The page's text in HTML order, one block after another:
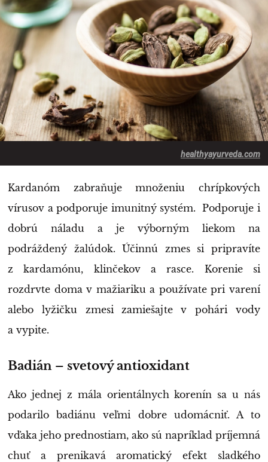
healthyayurveda.com
Kardanóm zabraňuje množeniu chrípkových
vírusov a podporuje imunitný systém. Podporuje i
dobrú náladu a je výborným liekom na
podráždený žalúdok. Účinnú zmes si pripravíte
z kardamónu, klinčekov a rasce. Korenie si
rozdrvte doma v mažiariku a používate pri varení
alebo lyžičku zmesi zamiešajte v pohári vody
a vypite.
Badián – svetový antioxidant
Ako jednej z mála orientálnych korenín sa u nás
podarilo badiánu veľmi dobre udomácniť. A to
vďaka jeho prednostiam, ako sú napríklad príjemná
chuť a prenikavá aromatický efekt sladkého